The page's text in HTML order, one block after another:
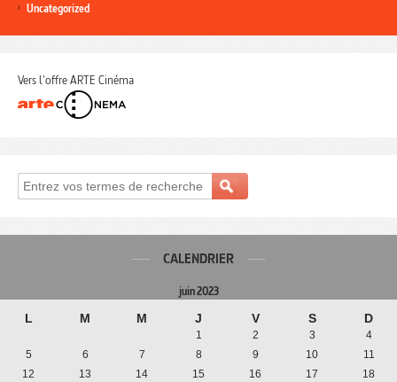
Uncategorized
Vers l'offre ARTE Cinéma
CALENDRIER
juin 2023
L M M J V S D
1 2 3
4
5
6 7 8 9 10
11
12
13 14 15 16 17
18